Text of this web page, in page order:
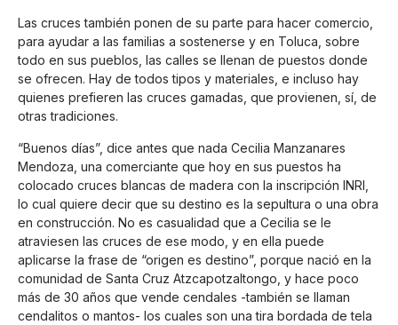
Las cruces también ponen de su parte para hacer comercio,
para ayudar a las familias a sostenerse y en Toluca, sobre
todo en sus pueblos, las calles se llenan de puestos donde
se ofrecen. Hay de todos tipos y materiales, e incluso hay
quienes prefieren las cruces gamadas, que provienen, sí, de
otras tradiciones.
“Buenos días”, dice antes que nada Cecilia Manzanares
Mendoza, una comerciante que hoy en sus puestos ha
colocado cruces blancas de madera con la inscripción INRI,
lo cual quiere decir que su destino es la sepultura o una obra
en construcción. No es casualidad que a Cecilia se le
atraviesen las cruces de ese modo, y en ella puede
aplicarse la frase de “origen es destino”, porque nació en la
comunidad de Santa Cruz Atzcapotzaltongo, y hace poco
más de 30 años que vende cendales -también se llaman
cendalitos o mantos- los cuales son una tira bordada de tela